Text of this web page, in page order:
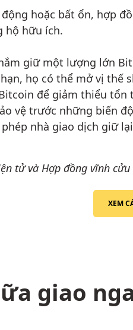
hoặc bất ổn, hợp
hộ hữu ích.
giữ một lượng lớn
họ có thể mở vị thế
để giảm thiểu tổn
vệ trước những biến
nhà giao dịch giữ
tử và Hợp đồng vĩnh cửu
XEM
giao